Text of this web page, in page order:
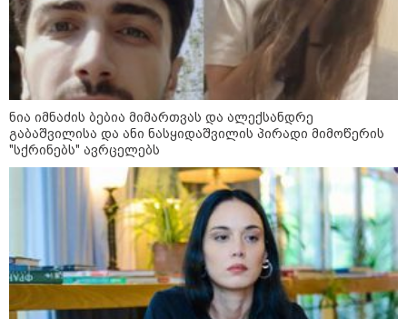
ნიკა გვარამია აგვისტოს ომთან
დაკავშირებით ირაკლი
კობახიძის განცხადებას?
კატეგორიის ყველა სიახლე
„გადავწყვიტეთ, უკვე
დასრულებული სივრცის
მონახულების შესაძლებლობა
ახლავე მოგცეთ“ - თბილისის
ახალი ზოოპარკი სატესტო
რეჟიმში იხსნება
ნია იმნაძის ბებია მიმართვას და ალექსანდრე
გაბაშვილისა და ანი ნასყიდაშვილის პირადი მიმოწერის
"სქრინებს" ავრცელებს